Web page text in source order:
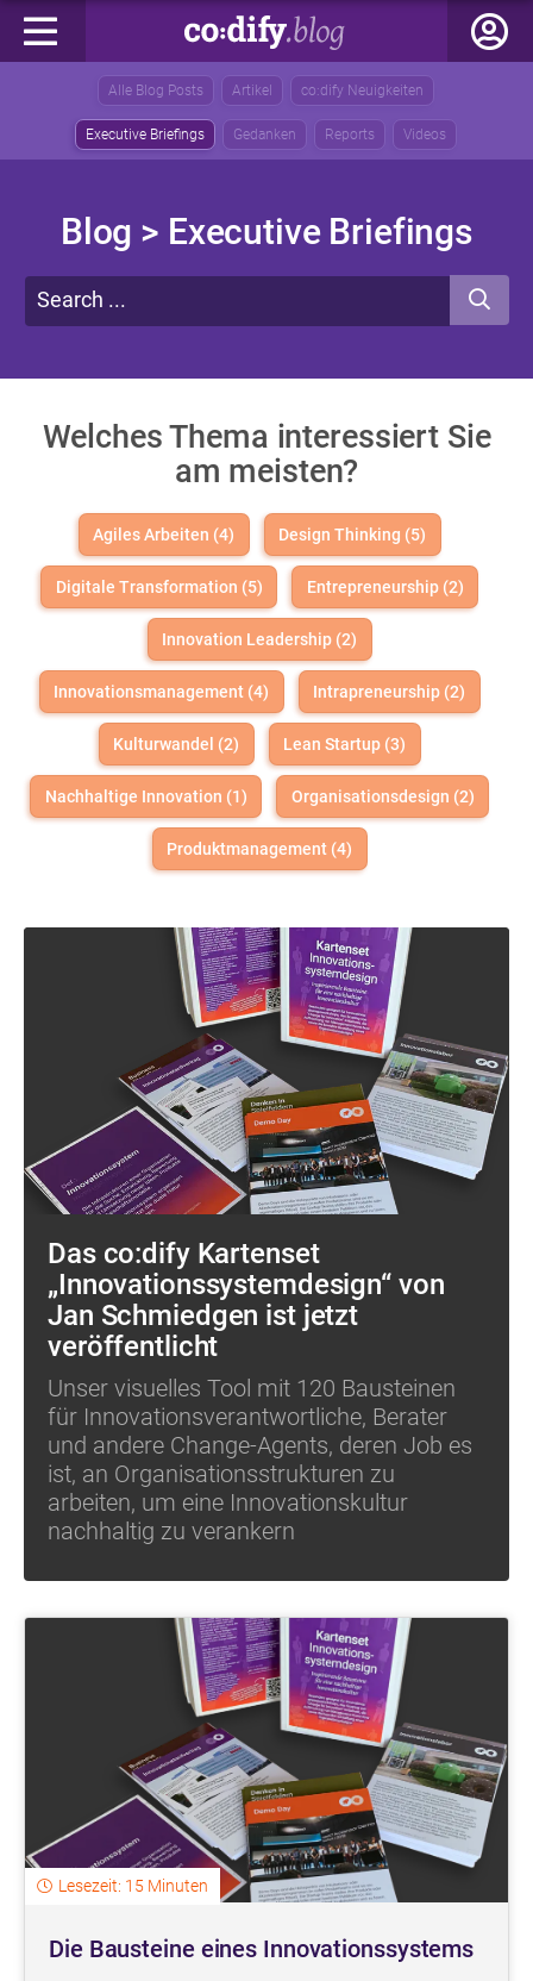
Alle Blog Posts Artikel co:dify Neuigkeiten
Executive Briefings Gedanken Reports Videos
Blog > Executive Briefings
Welches Thema interessiert Sie
am meisten?
Agiles Arbeiten (4) Design Thinking (5)
Digitale Transformation (5) Entrepreneurship (2)
Innovation Leadership (2)
Innovationsmanagement (4) Intrapreneurship (2)
Kulturwandel (2) Lean Startup (3)
Nachhaltige Innovation (1) Organisationsdesign (2)
Produktmanagement (4)
Das co:dify Kartenset
„Innovationssystemdesign“ von
Jan Schmiedgen ist jetzt
veröffentlicht
Unser visuelles Tool mit 120 Bausteinen
für Innovationsverantwortliche, Berater
und andere Change-Agents, deren Job es
ist, an Organisationsstrukturen zu
arbeiten, um eine Innovationskultur
nachhaltig zu verankern
Lesezeit: 15 Minuten
Die Bausteine eines Innovationssystems